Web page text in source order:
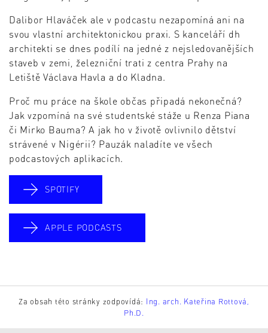
Dalibor Hlaváček ale v podcastu nezapomíná ani na
svou vlastní architektonickou praxi. S kanceláří dh
architekti se dnes podílí na jedné z nejsledovanějších
staveb v zemi, železniční trati z centra Prahy na
Letiště Václava Havla a do Kladna.
Proč mu práce na škole občas připadá nekonečná?
Jak vzpomíná na své studentské stáže u Renza Piana
či Mirko Bauma? A jak ho v životě ovlivnilo dětství
strávené v Nigérii? Pauzák naladíte ve všech
podcastových aplikacích.
SPOTIFY
APPLE PODCASTS
Za obsah této stránky zodpovídá: Ing. arch. Kateřina Rottová,
Ph.D.